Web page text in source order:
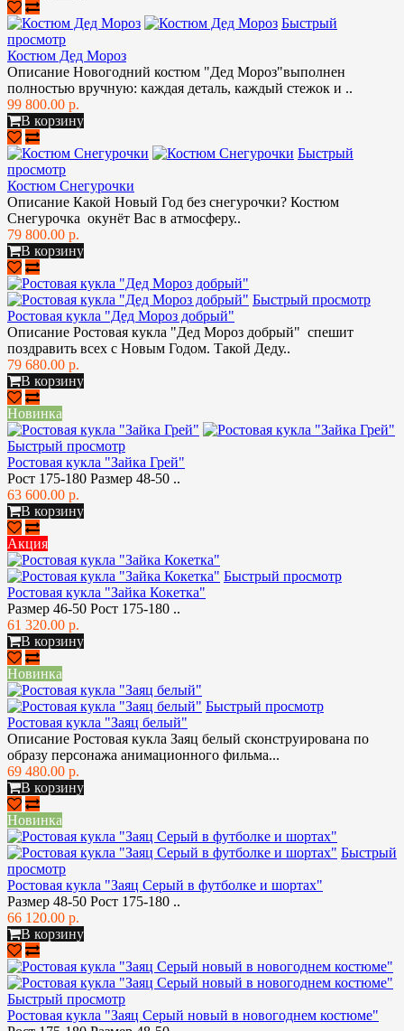
Быстрый
просмотр
Костюм Дед Мороз
Описание Новогодний костюм "Дед Мороз"выполнен
полностью вручную: каждая деталь, каждый стежок и ..
99 800.00 р.
В корзину
Быстрый
просмотр
Костюм Снегурочки
Описание Какой Новый Год без снегурочки? Костюм
Снегурочка окунёт Вас в атмосферу..
79 800.00 р.
В корзину
Быстрый просмотр
Ростовая кукла "Дед Мороз добрый"
Описание Ростовая кукла "Дед Мороз добрый" спешит
поздравить всех с Новым Годом. Такой Деду..
79 680.00 р.
В корзину
Новинка
Быстрый просмотр
Ростовая кукла "Зайка Грей"
Рост 175-180 Размер 48-50 ..
63 600.00 р.
В корзину
Акция
Быстрый просмотр
Ростовая кукла "Зайка Кокетка"
Размер 46-50 Рост 175-180 ..
61 320.00 р.
В корзину
Новинка
Быстрый просмотр
Ростовая кукла "Заяц белый"
Описание Ростовая кукла Заяц белый сконструирована по
образу персонажа анимационного фильма...
69 480.00 р.
В корзину
Новинка
Быстрый
просмотр
Ростовая кукла "Заяц Серый в футболке и шортах"
Размер 48-50 Рост 175-180 ..
66 120.00 р.
В корзину
Быстрый просмотр
Ростовая кукла "Заяц Серый новый в новогоднем костюме"